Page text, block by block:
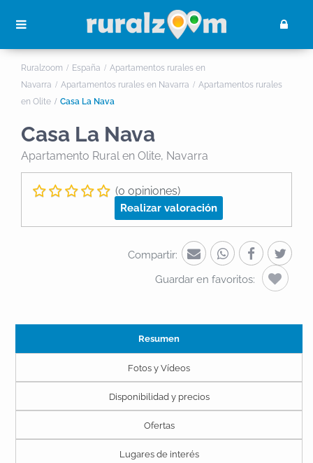
Ruralzoom España
Apartamentos rurales en
Navarra
Apartamentos rurales en Navarra
Apartamentos rurales
en Olite
Casa La Nava
Casa La Nava
Apartamento Ruralen Olite, Navarra
(0 opiniones)
Realizar valoración
Compartir:
Guardar en favoritos:
Resumen
Fotos y Vídeos
Disponibilidad y precios
Ofertas
Lugares de interés